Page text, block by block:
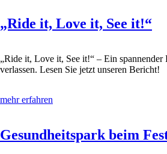
„Ride it, Love it, See it!“
„Ride it, Love it, See it!“ – Ein
verlassen. Lesen Sie jetzt unseren Bericht!
mehr erfahren
Gesundheitspark beim